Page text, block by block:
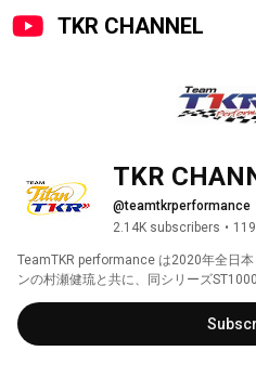
TKR CHANNEL
TKR
@teamtkrperformance
2.14K subscribers •
TeamTKR performance は2020年全日
ンの村瀬健琉と共に、同シリーズ
います。